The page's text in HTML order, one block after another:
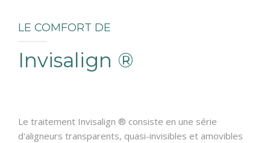
LE COMFORT DE
Invisalign ®
Le traitement Invisalign ® consiste en une série
d'aligneurs transparents, quasi-invisibles et amovibles